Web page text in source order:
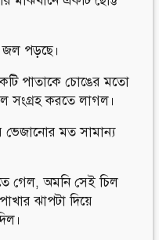
জল পড়ছে।
পাতাকে চোঙের মতো
সংগ্রহ করতে লাগল।
ভেজানোর মত সামান্য
গেল, অমনি সেই চিল
ঝাপটা দিয়ে